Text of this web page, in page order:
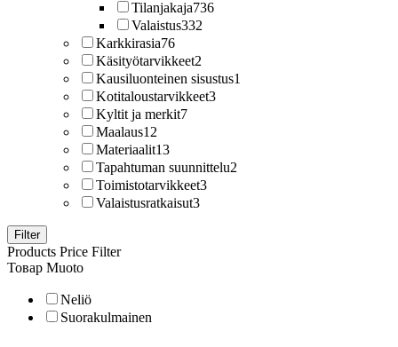
Tilanjakaja736
Valaistus332
Karkkirasia76
Käsityötarvikkeet2
Kausiluonteinen sisustus1
Kotitaloustarvikkeet3
Kyltit ja merkit7
Maalaus12
Materiaalit13
Tapahtuman suunnittelu2
Toimistotarvikkeet3
Valaistusratkaisut3
Filter
Products Price Filter
Товар Muoto
Neliö
Suorakulmainen